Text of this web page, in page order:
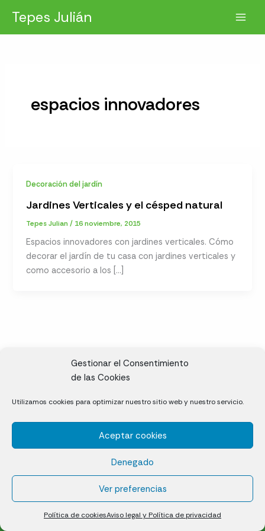
Gestionar el Consentimiento
de las Cookies
Utilizamos cookies para optimizar nuestro sitio web y nuestro servicio.
Aceptar cookies
Denegado
Ver preferencias
Política de cookiesAviso legal y Política de privacidad
contenido
Tepes Julián
espacios innovadores
Decoración del jardín
Jardines Verticales y el césped natural
Tepes Julian/ 16 noviembre, 2015
Espacios innovadores con jardines verticales. Cómo
decorar el jardín de tu casa con jardines verticales y
como accesorio a los […]
Cáceres
Césped natural en tepes
Política de cookies (UE)
Aviso legal y Política de privacidad
¿Quiénes somos?
Contacto